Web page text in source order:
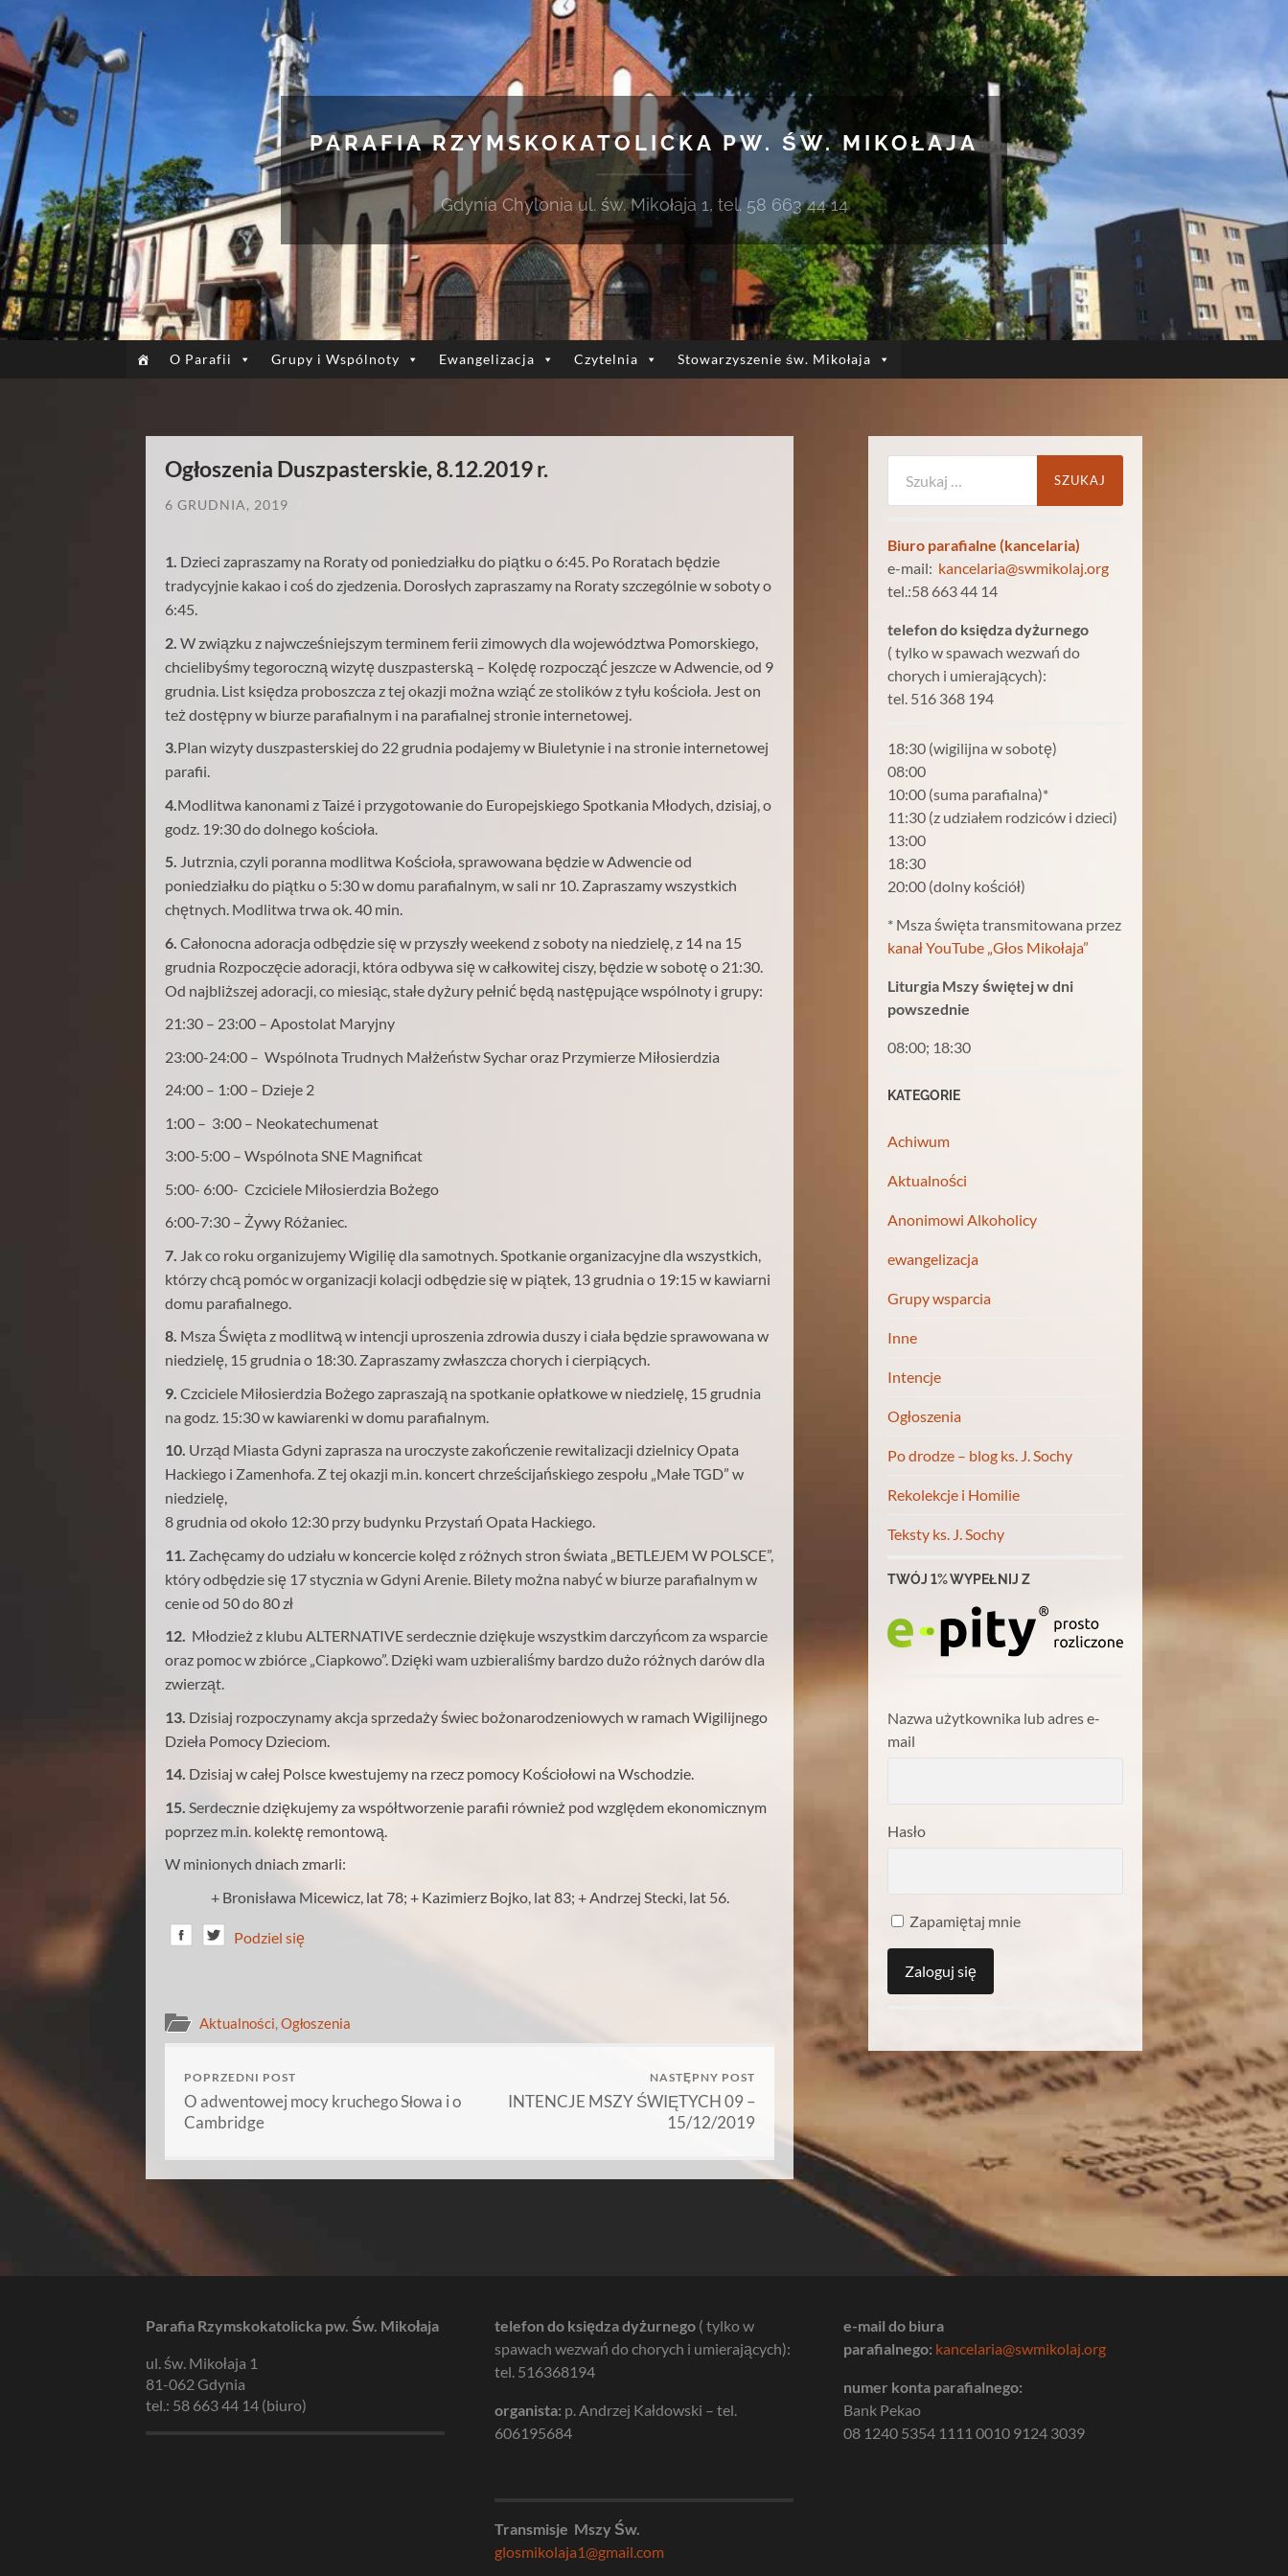
PARAFIA RZYMSKOKATOLICKA PW. ŚW. MIKOŁAJA
Gdynia Chylonia ul. św. Mikołaja 1, tel. 58 663 44 14
O Parafii Grupy i Wspólnoty Ewangelizacja Czytelnia Stowarzyszenie św. Mikołaja
Ogłoszenia Duszpasterskie, 8.12.2019 r.
6 GRUDNIA, 2019
1. Dzieci zapraszamy na Roraty od poniedziałku do piątku o 6:45. Po Roratach będzie
tradycyjnie kakao i coś do zjedzenia. Dorosłych zapraszamy na Roraty szczególnie w soboty o
6:45.
2. W związku z najwcześniejszym terminem ferii zimowych dla województwa Pomorskiego,
chcielibyśmy tegoroczną wizytę duszpasterską – Kolędę rozpocząć jeszcze w Adwencie, od 9
grudnia. List księdza proboszcza z tej okazji można wziąć ze stolików z tyłu kościoła. Jest on
też dostępny w biurze parafialnym i na parafialnej stronie internetowej.
3.Plan wizyty duszpasterskiej do 22 grudnia podajemy w Biuletynie i na stronie internetowej
parafii.
4. Modlitwa kanonami zTaizé i przygotowanie do Europejskiego Spotkania Młodych, dzisiaj, o
godz. 19:30 do dolnego kościoła.
5. Jutrznia, czyli poranna modlitwa Kościoła, sprawowana będzie w Adwencie od
poniedziałku do piątku o 5:30 w domu parafialnym, w sali nr 10. Zapraszamy wszystkich
chętnych. Modlitwa trwa ok. 40 min.
6. Całonocna adoracja odbędzie się w przyszły weekend z soboty na niedzielę, z 14 na 15
grudnia Rozpoczęcie adoracji, która odbywa się w całkowitej ciszy, będzie w sobotę o 21:30.
Od najbliższej adoracji, co miesiąc, stałe dyżury pełnić będą następujące wspólnoty i grupy:
21:30 – 23:00 – Apostolat Maryjny
23:00-24:00 – Wspólnota Trudnych Małżeństw Sychar oraz Przymierze Miłosierdzia
24:00 – 1:00 – Dzieje 2
1:00 – 3:00 – Neokatechumenat
3:00-5:00 – Wspólnota SNE Magnificat
5:00- 6:00- Czciciele Miłosierdzia Bożego
6:00-7:30 – Żywy Różaniec.
7. Jak co roku organizujemy Wigilię dla samotnych. Spotkanie organizacyjne dla wszystkich,
którzy chcą pomóc w organizacji kolacji odbędzie się w piątek, 13 grudnia o 19:15 w kawiarni
domu parafialnego.
8. Msza Święta z modlitwą w intencji uproszenia zdrowia duszy i ciała będzie sprawowana w
niedzielę, 15 grudnia o 18:30. Zapraszamy zwłaszcza chorych i cierpiących.
9. Czciciele Miłosierdzia Bożego zapraszają na spotkanie opłatkowe w niedzielę, 15 grudnia
na godz. 15:30 w kawiarenki w domu parafialnym.
10. Urząd Miasta Gdyni zaprasza na uroczyste zakończenie rewitalizacji dzielnicy Opata
Hackiego i Zamenhofa. Z tej okazji m.in. koncert chrześcijańskiego zespołu „Małe TGD” w
niedzielę,
8 grudnia od około 12:30 przy budynku Przystań Opata Hackiego.
11. Zachęcamy do udziału w koncercie kolęd z różnych stron świata „BETLEJEM W POLSCE”,
który odbędzie się 17 stycznia w Gdyni Arenie. Bilety można nabyć w biurze parafialnym w
cenieod 50 do 80 zł
12. Młodzież z klubu ALTERNATIVE serdecznie dziękuje wszystkim darczyńcom za wsparcie
oraz pomoc w zbiórce „Ciapkowo”. Dzięki wam uzbieraliśmy bardzo dużo różnych darów dla
zwierząt.
13. Dzisiaj rozpoczynamy akcja sprzedaży świec bożonarodzeniowych w ramach Wigilijnego
Dzieła Pomocy Dzieciom.
14. Dzisiaj w całej Polsce kwestujemy na rzecz pomocy Kościołowi na Wschodzie.
15. Serdecznie dziękujemy za współtworzenie parafii również pod względem ekonomicznym
poprzez m.in. kolektę remontową.
W minionych dniach zmarli:
+ Bronisława Micewicz, lat 78; + Kazimierz Bojko, lat 83; + Andrzej Stecki, lat 56.
Podziel się
Aktualności, Ogłoszenia
POPRZEDNI POST
O adwentowej mocy kruchego Słowa i o
Cambridge
NASTĘPNY POST
INTENCJE MSZY ŚWIĘTYCH 09 –
15/12/2019
Biuro parafialne (kancelaria)
e-mail: kancelaria@swmikolaj.org
tel.:58 663 44 14
telefon do księdza dyżurnego
( tylko w spawach wezwań do
chorych i umierających):
tel. 516 368 194
18:30 (wigilijna w sobotę)
08:00
10:00 (suma parafialna)*
11:30 (z udziałem rodziców i dzieci)
13:00
18:30
20:00 (dolny kościół)
* Msza święta transmitowana przez
kanał YouTube „Głos Mikołaja”
Liturgia Mszy świętej w dni
powszednie
08:00; 18:30
KATEGORIE
Achiwum
Aktualności
Anonimowi Alkoholicy
ewangelizacja
Grupy wsparcia
Inne
Intencje
Ogłoszenia
Po drodze – blog ks. J. Sochy
Rekolekcje i Homilie
Teksty ks. J. Sochy
TWÓJ 1% WYPEŁNIJ Z
Nazwa użytkownika lub adres e-
mail
Hasło
Zapamiętaj mnie
Parafia Rzymskokatolicka pw. Św. Mikołaja
ul. św. Mikołaja 1
81-062 Gdynia
tel.: 58 663 44 14 (biuro)
telefon do księdza dyżurnego ( tylko w
spawach wezwań do chorych i umierających):
tel. 516368194
organista: p. Andrzej Kałdowski – tel.
606195684
Transmisje Mszy Św.
glosmikolaja1@gmail.com
e-mail do biura
parafialnego: kancelaria@swmikolaj.org
numer konta parafialnego:
Bank Pekao
08 1240 5354 1111 0010 9124 3039